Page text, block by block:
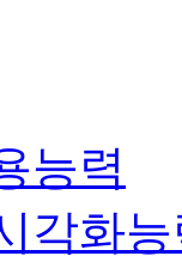
능력
각화